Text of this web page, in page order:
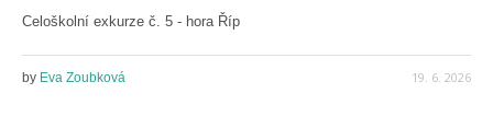
Celoškolní exkurze č. 5 - hora Říp
19. 6. 2026
by Eva Zoubková